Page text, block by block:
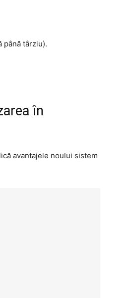
până târziu).
în
avantajele noului sistem